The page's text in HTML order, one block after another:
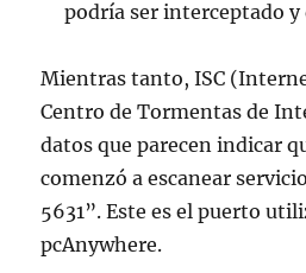
podría ser interceptado y
Mientras tanto, ISC
Centro de Tormentas de
datos que parecen indicar
comenzó a escanear
5631”. Este es el puerto
pcAnywhere.